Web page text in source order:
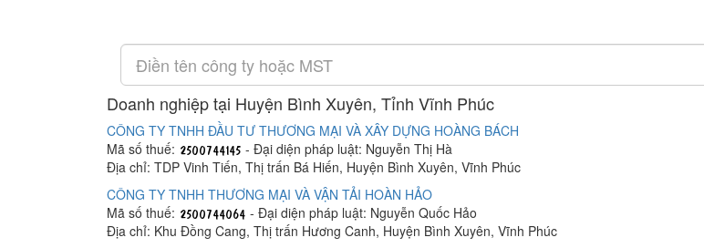
Doanh nghiệp tại Huyện Bình Xuyên, Tỉnh Vĩnh Phúc
CÔNG TY TNHH ĐẦU TƯ THƯƠNG MẠI VÀ XÂY DỰNG HOÀNG BÁCH
Mã số thuế:
- Đại diện pháp luật: Nguyễn Thị Hà
Địa chỉ: TDP Vinh Tiến, Thị trấn Bá Hiến, Huyện Bình Xuyên, Vĩnh Phúc
CÔNG TY TNHH THƯƠNG MẠI VÀ VẬN TẢI HOÀN HẢO
Mã số thuế:
- Đại diện pháp luật: Nguyễn Quốc Hảo
Địa chỉ: Khu Đồng Cang, Thị trấn Hương Canh, Huyện Bình Xuyên, Vĩnh Phúc